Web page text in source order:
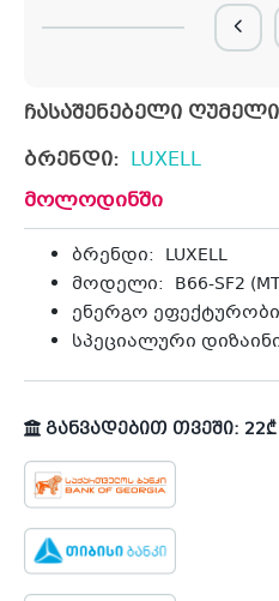
ჩასაშენებელი ღუმელი
ბრენდი: LUXELL
მოლოდინში
ბრენდი: LUXELL
მოდელი: B66-SF2
ენერგო
სპეციალური
განვადებით თვეში: 22₾